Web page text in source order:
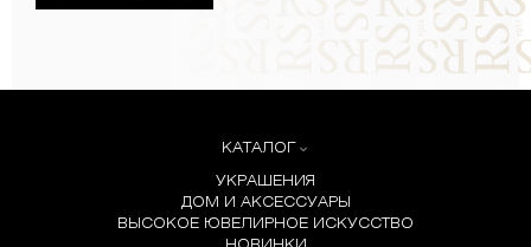
КАТАЛОГ
УКРАШЕНИЯ
ДОМ И АКСЕССУАРЫ
ВЫСОКОЕ ЮВЕЛИРНОЕ ИСКУССТВО